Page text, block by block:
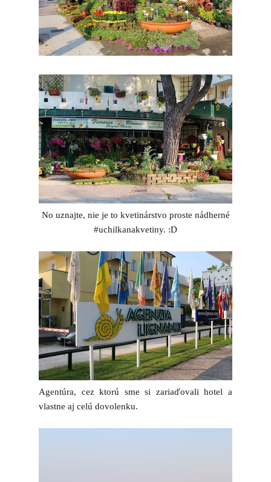
No uznajte, nie je to kvetinárstvo proste nádherné
#uchilkanakvetiny. :D
Agentúra, cez ktorú sme si zariaďovali hotel a
vlastne aj celú dovolenku.